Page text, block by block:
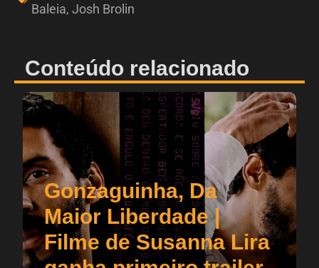
Baleia, Josh Brolin
Conteúdo relacionado
Gonzaguinha, Da
Maior Liberdade |
Filme de Susanna Lira